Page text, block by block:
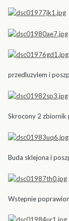
przedluzylem i
Skrocony 2 zbiornik
Buda sklejona i
Wstepnie